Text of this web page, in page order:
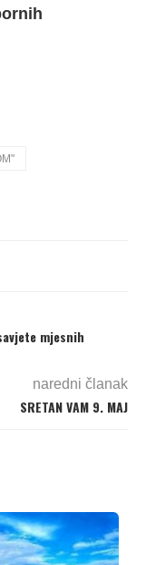
mjesnih
naredni članak
SRETAN VAM 9. MAJ